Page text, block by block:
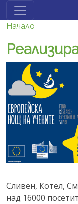
Премини към
Начало
Сливен, Котел,
над 16000